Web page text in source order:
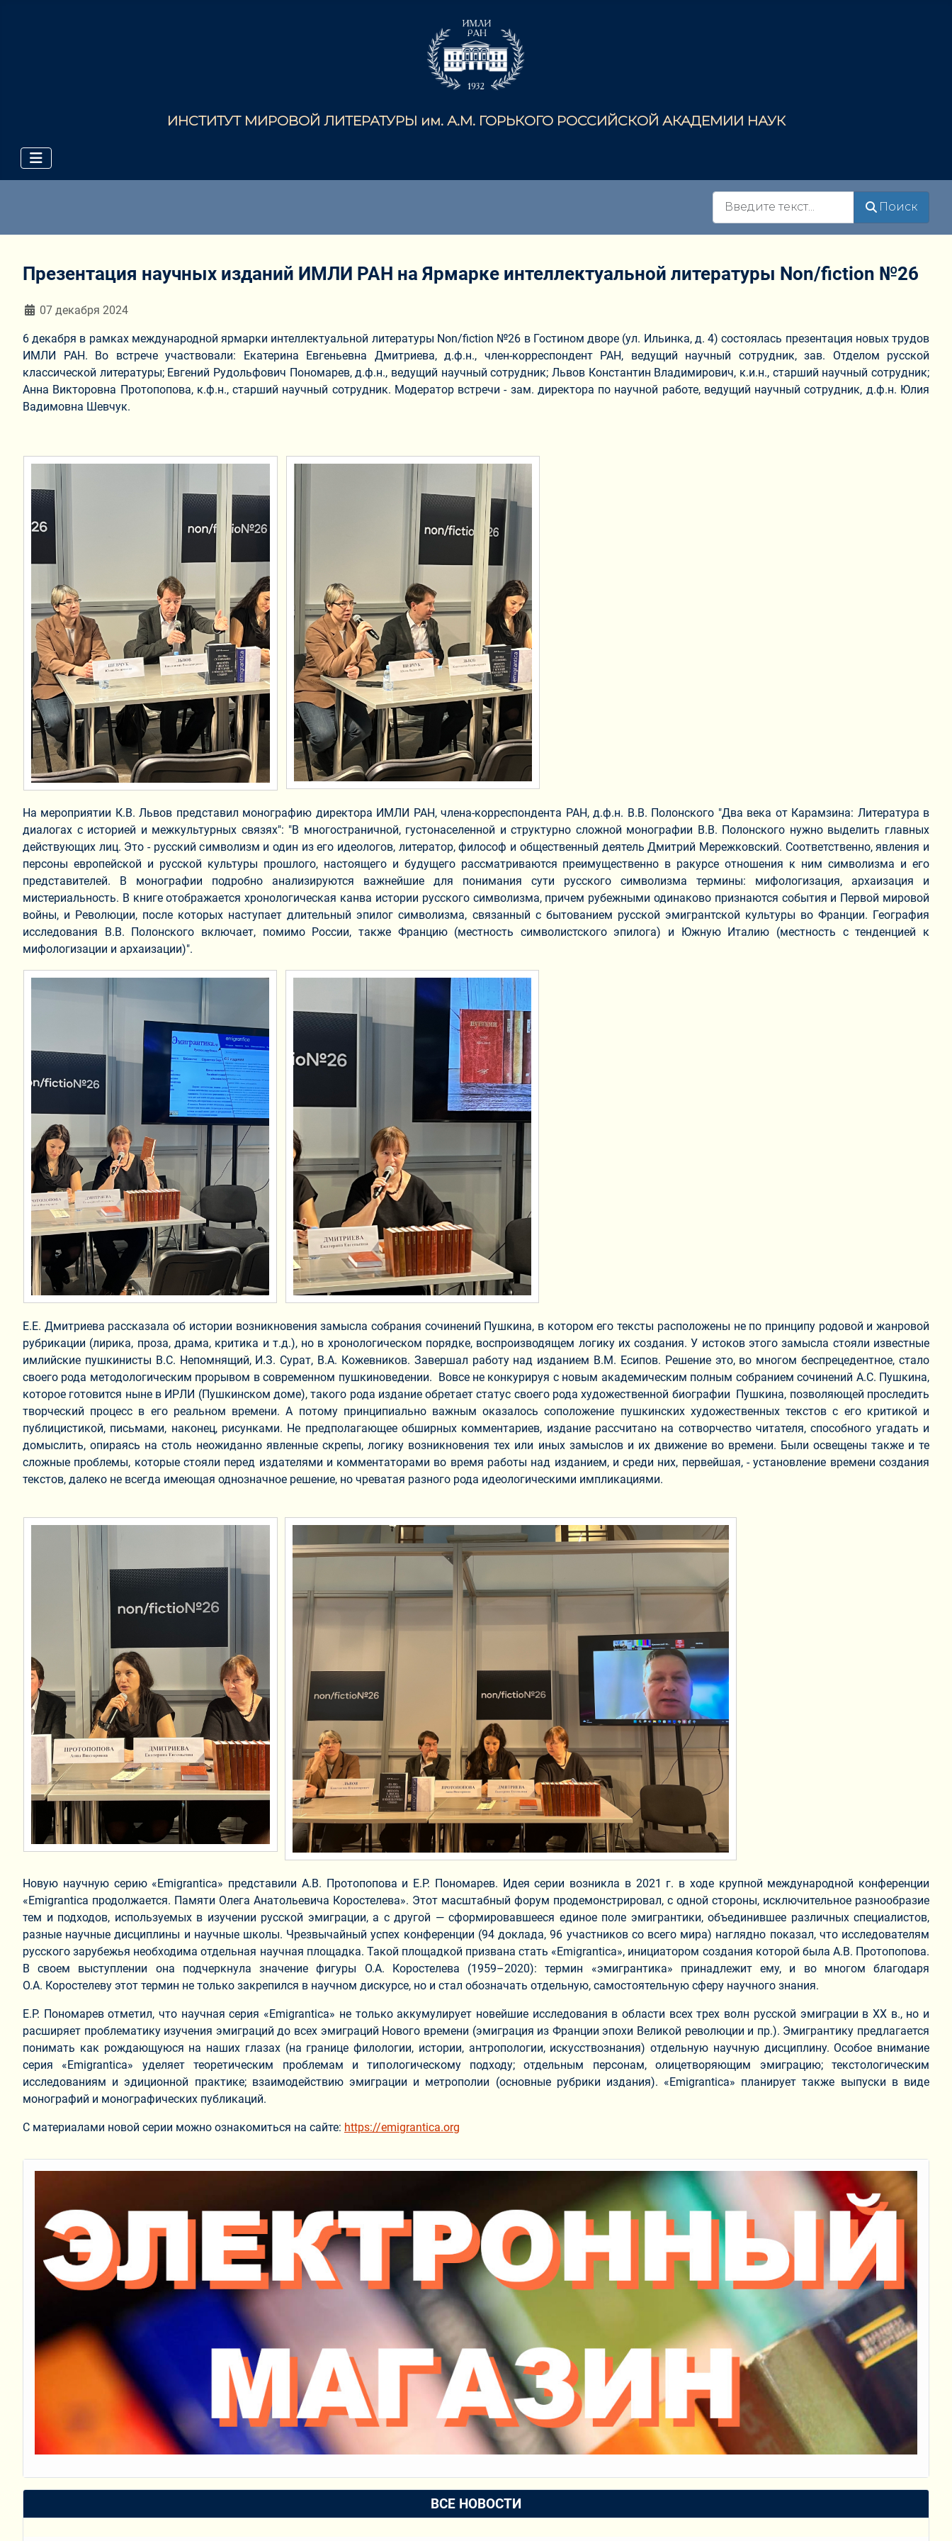
ИНСТИТУТ МИРОВОЙ ЛИТЕРАТУРЫ им. А.М. ГОРЬКОГО РОССИЙСКОЙ АКАДЕМИИ НАУК
Поиск
Презентация научных изданий ИМЛИ РАН на Ярмарке интеллектуальной литературы Non/fiction №26
Информация о материале
07 декабря 2024
6 декабря в рамках международной ярмарки интеллектуальной литературы Non/fiction №26 в Гостином дворе (ул. Ильинка, д. 4) состоялась презентация новых трудов
ИМЛИ РАН. Во встрече участвовали: Екатерина Евгеньевна Дмитриева, д.ф.н., член-корреспондент РАН, ведущий научный сотрудник, зав. Отделом русской
классической литературы; Евгений Рудольфович Пономарев, д.ф.н., ведущий научный сотрудник; Львов Константин Владимирович, к.и.н., старший научный сотрудник;
Анна Викторовна Протопопова, к.ф.н., старший научный сотрудник. Модератор встречи - зам. директора по научной работе, ведущий научный сотрудник, д.ф.н. Юлия
Вадимовна Шевчук.
На мероприятии К.В. Львов представил монографию директора ИМЛИ РАН, члена-корреспондента РАН, д.ф.н. В.В. Полонского "Два века от Карамзина: Литература в
диалогах с историей и межкультурных связях": "В многостраничной, густонаселенной и структурно сложной монографии В.В. Полонского нужно выделить главных
действующих лиц. Это - русский символизм и один из его идеологов, литератор, философ и общественный деятель Дмитрий Мережковский. Соответственно, явления и
персоны европейской и русской культуры прошлого, настоящего и будущего рассматриваются преимущественно в ракурсе отношения к ним символизма и его
представителей. В монографии подробно анализируются важнейшие для понимания сути русского символизма термины: мифологизация, архаизация и
мистериальность. В книге отображается хронологическая канва истории русского символизма, причем рубежными одинаково признаются события и Первой мировой
войны, и Революции, после которых наступает длительный эпилог символизма, связанный с бытованием русской эмигрантской культуры во Франции. География
исследования В.В. Полонского включает, помимо России, также Францию (местность символистского эпилога) и Южную Италию (местность с тенденцией к
мифологизации и архаизации)".
Е.Е. Дмитриева рассказала об истории возникновения замысла собрания сочинений Пушкина, в котором его тексты расположены не по принципу родовой и жанровой
рубрикации (лирика, проза, драма, критика и т.д.), но в хронологическом порядке, воспроизводящем логику их создания. У истоков этого замысла стояли известные
имлийские пушкинисты В.С. Непомнящий, И.З. Сурат, В.А. Кожевников. Завершал работу над изданием В.М. Есипов. Решение это, во многом беспрецедентное, стало
своего рода методологическим прорывом в современном пушкиноведении. Вовсе не конкурируя с новым академическим полным собранием сочинений А.С. Пушкина,
которое готовится ныне в ИРЛИ (Пушкинском доме), такого рода издание обретает статус своего рода художественной биографии Пушкина, позволяющей проследить
творческий процесс в его реальном времени. А потому принципиально важным оказалось соположение пушкинских художественных текстов с его критикой и
публицистикой, письмами, наконец, рисунками. Не предполагающее обширных комментариев, издание рассчитано на сотворчество читателя, способного угадать и
домыслить, опираясь на столь неожиданно явленные скрепы, логику возникновения тех или иных замыслов и их движение во времени. Были освещены также и те
сложные проблемы, которые стояли перед издателями и комментаторами во время работы над изданием, и среди них, первейшая, - установление времени создания
текстов, далеко не всегда имеющая однозначное решение, но чреватая разного рода идеологическими импликациями.
Новую научную серию «Emigrantica» представили А.В. Протопопова и Е.Р. Пономарев. Идея серии возникла в 2021 г. в ходе крупной международной конференции
«Emigrantica продолжается. Памяти Олега Анатольевича Коростелева». Этот масштабный форум продемонстрировал, с одной стороны, исключительное разнообразие
тем и подходов, используемых в изучении русской эмиграции, а с другой — сформировавшееся единое поле эмигрантики, объединившее различных специалистов,
разные научные дисциплины и научные школы. Чрезвычайный успех конференции (94 доклада, 96 участников со всего мира) наглядно показал, что исследователям
русского зарубежья необходима отдельная научная площадка. Такой площадкой призвана стать «Emigrantica», инициатором создания которой была А.В. Протопопова.
В своем выступлении она подчеркнула значение фигуры О.А. Коростелева (1959–2020): термин «эмигрантика» принадлежит ему, и во многом благодаря
О.А. Коростелеву этот термин не только закрепился в научном дискурсе, но и стал обозначать отдельную, самостоятельную сферу научного знания.
Е.Р. Пономарев отметил, что научная серия «Emigrantica» не только аккумулирует новейшие исследования в области всех трех волн русской эмиграции в XX в., но и
расширяет проблематику изучения эмиграций до всех эмиграций Нового времени (эмиграция из Франции эпохи Великой революции и пр.). Эмигрантику предлагается
понимать как рождающуюся на наших глазах (на границе филологии, истории, антропологии, искусствознания) отдельную научную дисциплину. Особое внимание
серия «Emigrantica» уделяет теоретическим проблемам и типологическому подходу; отдельным персонам, олицетворяющим эмиграцию; текстологическим
исследованиям и эдиционной практике; взаимодействию эмиграции и метрополии (основные рубрики издания). «Emigrantica» планирует также выпуски в виде
монографий и монографических публикаций.
С материалами новой серии можно ознакомиться на сайте: https://emigrantica.org
ВСЕ НОВОСТИ